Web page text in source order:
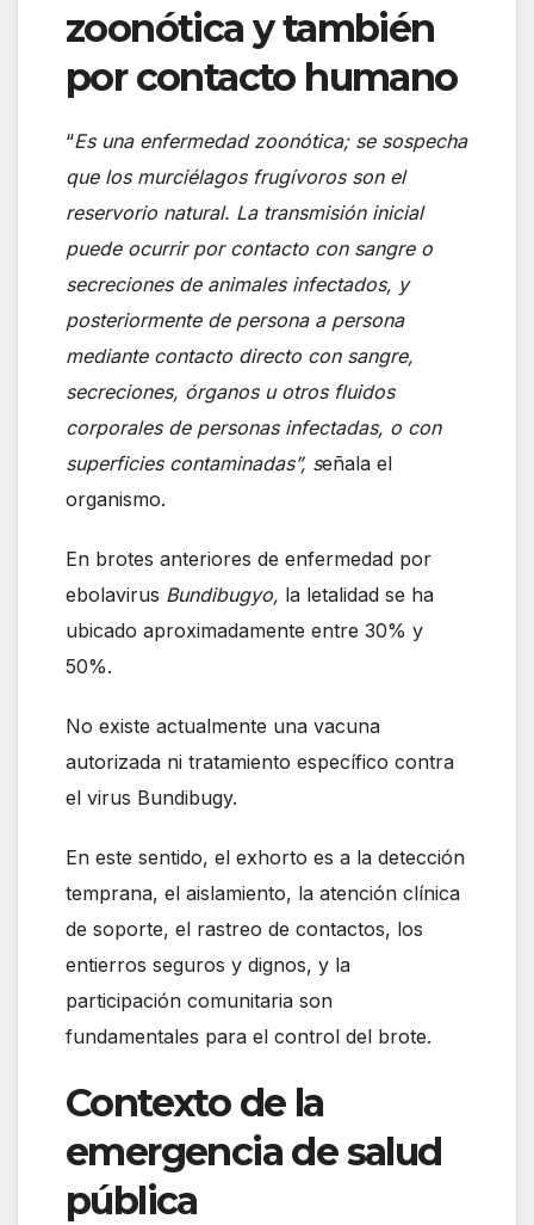
zoonótica y también
por contacto humano
“Es una enfermedad zoonótica; se sospecha
que los murciélagos frugívoros son el
reservorio natural. La transmisión inicial
puede ocurrir por contacto con sangre o
secreciones de animales infectados, y
posteriormente de persona a persona
mediante contacto directo con sangre,
secreciones, órganos u otros fluidos
corporales de personas infectadas, o con
superficies contaminadas”, señala el
organismo.
En brotes anteriores de enfermedad por
ebolavirus Bundibugyo, la letalidad se ha
ubicado aproximadamente entre 30% y
50%.
No existe actualmente una vacuna
autorizada ni tratamiento específico contra
el virus Bundibugy.
En este sentido, el exhorto es a la detección
temprana, el aislamiento, la atención clínica
de soporte, el rastreo de contactos, los
entierros seguros y dignos, y la
participación comunitaria son
fundamentales para el control del brote.
Contexto de la
emergencia de salud
pública